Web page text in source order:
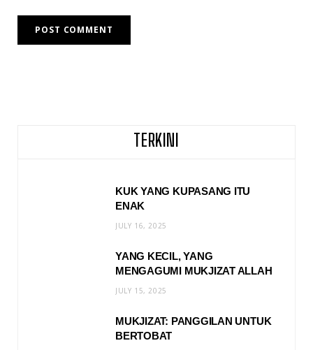
TERKINI
KUK YANG KUPASANG ITU
ENAK
JULY 16, 2025
YANG KECIL, YANG
MENGAGUMI MUKJIZAT ALLAH
JULY 15, 2025
MUKJIZAT: PANGGILAN UNTUK
BERTOBAT